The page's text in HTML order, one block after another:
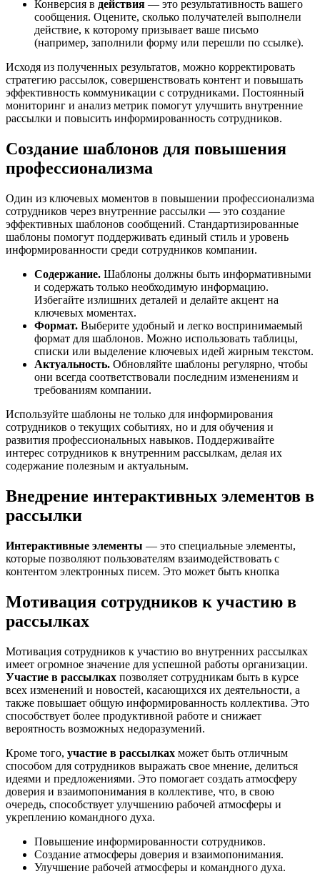
Конверсия в действия — это результативность вашего
сообщения. Оцените, сколько получателей выполнели
действие, к которому призывает ваше письмо
(например, заполнили форму или перешли по ссылке).
Исходя из полученных результатов, можно корректировать
стратегию рассылок, совершенствовать контент и повышать
эффективность коммуникации с сотрудниками. Постоянный
мониторинг и анализ метрик помогут улучшить внутренние
рассылки и повысить информированность сотрудников.
Создание шаблонов для повышения
профессионализма
Один из ключевых моментов в повышении профессионализма
сотрудников через внутренние рассылки — это создание
эффективных шаблонов сообщений. Стандартизированные
шаблоны помогут поддерживать единый стиль и уровень
информированности среди сотрудников компании.
Содержание. Шаблоны должны быть информативными
и содержать только необходимую информацию.
Избегайте излишних деталей и делайте акцент на
ключевых моментах.
Формат. Выберите удобный и легко воспринимаемый
формат для шаблонов. Можно использовать таблицы,
списки или выделение ключевых идей жирным текстом.
Актуальность. Обновляйте шаблоны регулярно, чтобы
они всегда соответствовали последним изменениям и
требованиям компании.
Используйте шаблоны не только для информирования
сотрудников о текущих событиях, но и для обучения и
развития профессиональных навыков. Поддерживайте
интерес сотрудников к внутренним рассылкам, делая их
содержание полезным и актуальным.
Внедрение интерактивных элементов в
рассылки
Интерактивные элементы — это специальные элементы,
которые позволяют пользователям взаимодействовать с
контентом электронных писем. Это может быть кнопка
Мотивация сотрудников к участию в
рассылках
Мотивация сотрудников к участию во внутренних рассылках
имеет огромное значение для успешной работы организации.
Участие в рассылках позволяет сотрудникам быть в курсе
всех изменений и новостей, касающихся их деятельности, а
также повышает общую информированность коллектива. Это
способствует более продуктивной работе и снижает
вероятность возможных недоразумений.
Кроме того, участие в рассылках может быть отличным
способом для сотрудников выражать свое мнение, делиться
идеями и предложениями. Это помогает создать атмосферу
доверия и взаимопонимания в коллективе, что, в свою
очередь, способствует улучшению рабочей атмосферы и
укреплению командного духа.
Повышение информированности сотрудников.
Создание атмосферы доверия и взаимопонимания.
Улучшение рабочей атмосферы и командного духа.